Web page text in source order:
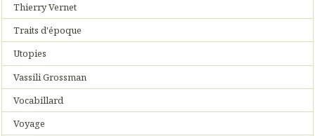
Thierry Vernet
Traits d'époque
Utopies
Vassili Grossman
Vocabillard
Voyage